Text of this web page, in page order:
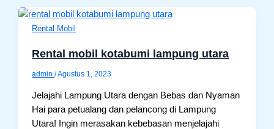
Rental Mobil
Rental mobil kotabumi lampung utara
admin/Agustus 1, 2023
Jelajahi Lampung Utara dengan Bebas dan Nyaman
Hai para petualang dan pelancong di Lampung
Utara! Ingin merasakan kebebasan menjelajahi